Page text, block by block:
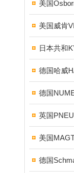
美国
美国威肯
日本共和
德国哈威
德国
英国
美国
德国